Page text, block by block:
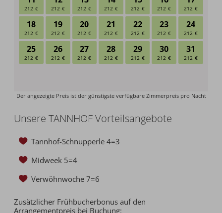
Unsere TANNHOF Vorteilsangebote
Tannhof-Schnupperle 4=3
Midweek 5=4
Verwöhnwoche 7=6
Zusätzlicher Frühbucherbonus auf den
Arrangementpreis bei Buchung: